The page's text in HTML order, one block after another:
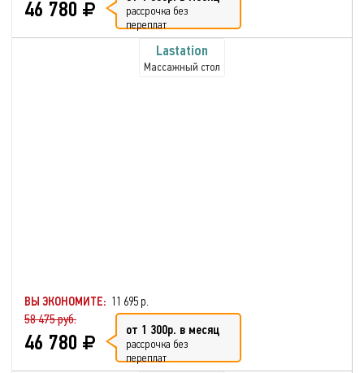
46 780
рассрочка без
переплат
Lastation
Массажный стол
ВЫ ЭКОНОМИТЕ: 11 695 р.
58 475 руб.
46 780 от 1 300р. в месяц
рассрочка без
переплат